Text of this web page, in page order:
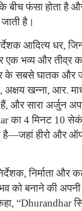
बीच फंसा होता है
है।
आदित्य धर,
एक भव्य और तीव्र
के सबसे घातक और
खन्ना, आर.
और सारा अर्जुन
का 4 मिनट 10
है—जहां हीरो और
निर्माता
को बनाने की अपनी
“Dhurandhar